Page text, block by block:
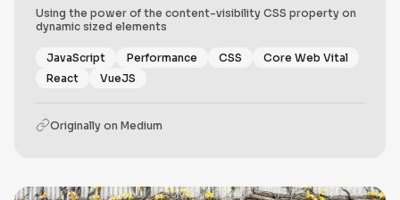
Using the power of the content-visibility CSS property on
dynamic sized elements
JavaScript Performance CSS
Core Web Vital
React
VueJS
Originally on Medium